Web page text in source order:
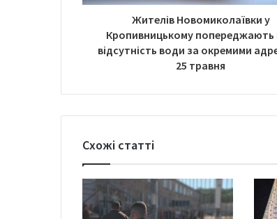
Жителів Новомиколаївки у
Кропивницькому попереджають
відсутність води за окремими
25 травня
Схожі статті